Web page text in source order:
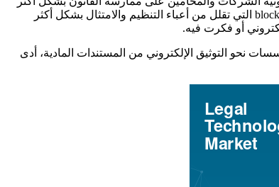
فعالية. تُستخدم هذه التكنولوجيا لأغراض عديدة - على سبيل المثال، لتعزيز كفاءة الخدمات القانونية من خلال تقنيات الذكاء الاصطناعي وتقنية blockchain التي تقلل من أعباء التنظيم والامتثال بشكل أكثر
المحاماة والشركات والوكالات الحكومية في التعافي من الصدمة الأولى لوباء كوفيد-19. مع تحول المؤسسات نحو التوثيق الإلكتروني من المستندات المادية، أدى